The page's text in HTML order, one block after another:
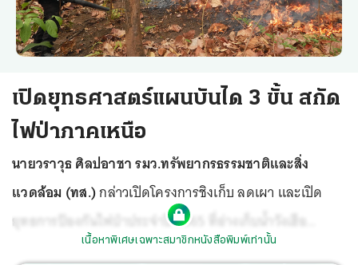
เปิดยุทธศาสตร์แผนบันได 3 ขั้น สกัด
ไฟป่าภาคเหนือ
นายวราวุธ ศิลปอาชา รมว.ทรัพยากรธรรมชาติและสิ่ง
แวดล้อม (ทส.)กล่าวเปิดโครงการชิงเก็บ ลดเผา และเปิด
ยุทธการป้องกันไฟป่าประจำปี 2565 ที่อ่างเก็บน้ำวังเฮือ
ต.พระบาท อ.เมือง จ.ลำปาง ว่า สถานการณ์ไฟป่า
เนื้อหาพิเศษเฉพาะสมาชิกหนังสือพิมพ์เท่านั้น